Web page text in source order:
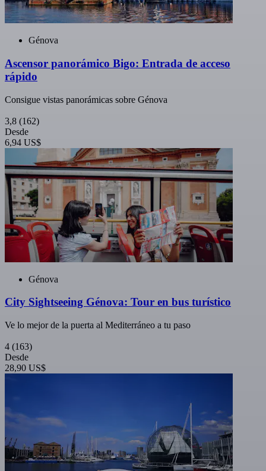
Génova
Ascensor panorámico Bigo: Entrada de acceso
rápido
Consigue vistas panorámicas sobre Génova
3,8 (162)
Desde
6,94 US$
Génova
City Sightseeing Génova: Tour en bus turístico
Ve lo mejor de la puerta al Mediterráneo a tu paso
4 (163)
Desde
28,90 US$